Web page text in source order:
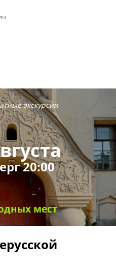
экскурсии
20:00
мест